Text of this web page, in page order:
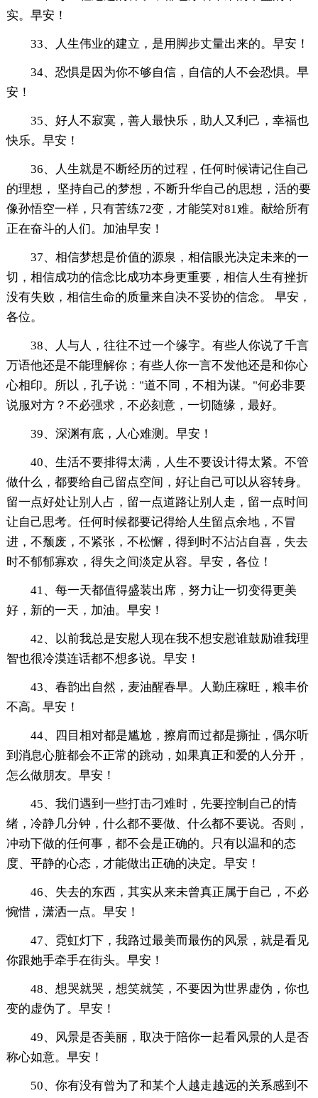
实。早安！
33、人生伟业的建立，是用脚步丈量出来的。早安！
34、恐惧是因为你不够自信，自信的人不会恐惧。早
安！
35、好人不寂寞，善人最快乐，助人又利己，幸福也
快乐。早安！
36、人生就是不断经历的过程，任何时候请记住自己
的理想， 坚持自己的梦想，不断升华自己的思想，活的要
像孙悟空一样，只有苦练72变，才能笑对81难。献给所有
正在奋斗的人们。加油早安！
37、相信梦想是价值的源泉，相信眼光决定未来的一
切，相信成功的信念比成功本身更重要，相信人生有挫折
没有失败，相信生命的质量来自决不妥协的信念。 早安，
各位。
38、人与人，往往不过一个缘字。有些人你说了千言
万语他还是不能理解你；有些人你一言不发他还是和你心
心相印。所以，孔子说："道不同，不相为谋。"何必非要
说服对方？不必强求，不必刻意，一切随缘，最好。
39、深渊有底，人心难测。早安！
40、生活不要排得太满，人生不要设计得太紧。不管
做什么，都要给自己留点空间，好让自己可以从容转身。
留一点好处让别人占，留一点道路让别人走，留一点时间
让自己思考。任何时候都要记得给人生留点余地，不冒
进，不颓废，不紧张，不松懈，得到时不沾沾自喜，失去
时不郁郁寡欢，得失之间淡定从容。早安，各位！
41、每一天都值得盛装出席，努力让一切变得更美
好，新的一天，加油。早安！
42、以前我总是安慰人现在我不想安慰谁鼓励谁我理
智也很冷漠连话都不想多说。早安！
43、春韵出自然，麦油醒春早。人勤庄稼旺，粮丰价
不高。早安！
44、四目相对都是尴尬，擦肩而过都是撕扯，偶尔听
到消息心脏都会不正常的跳动，如果真正和爱的人分开，
怎么做朋友。早安！
45、我们遇到一些打击刁难时，先要控制自己的情
绪，冷静几分钟，什么都不要做、什么都不要说。否则，
冲动下做的任何事，都不会是正确的。只有以温和的态
度、平静的心态，才能做出正确的决定。早安！
46、失去的东西，其实从来未曾真正属于自己，不必
惋惜，潇洒一点。早安！
47、霓虹灯下，我路过最美而最伤的风景，就是看见
你跟她手牵手在街头。早安！
48、想哭就哭，想笑就笑，不要因为世界虚伪，你也
变的虚伪了。早安！
49、风景是否美丽，取决于陪你一起看风景的人是否
称心如意。早安！
50、你有没有曾为了和某个人越走越远的关系感到不